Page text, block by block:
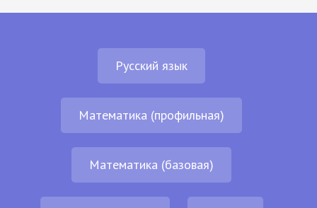
Русский язык
Математика (профильная)
Математика (базовая)